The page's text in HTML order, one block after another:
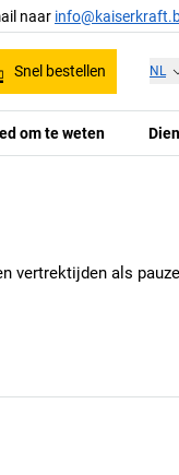
naar
Snel bestellen NL
om te weten
vertrektijden als